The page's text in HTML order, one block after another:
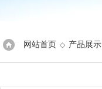
网站首页 ◇ 产品展示